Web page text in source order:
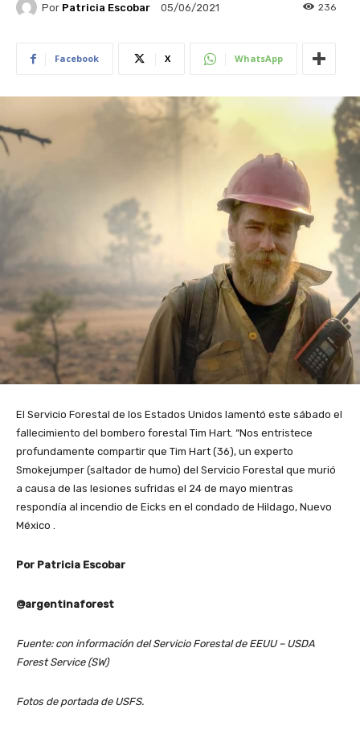
Por Patricia Escobar 05/06/2021 236
Facebook X WhatsApp
El Servicio Forestal de los Estados Unidos lamentó este sábado el
fallecimiento del bombero forestal Tim Hart. “Nos entristece
profundamente compartir que Tim Hart (36), un experto
Smokejumper (saltador de humo) del Servicio Forestal que murió
a causa de las lesiones sufridas el 24 de mayo mientras
respondía al incendio de Eicks en el condado de Hildago, Nuevo
México .
Por Patricia Escobar
@argentinaforest
Fuente: con información del Servicio Forestal de EEUU – USDA
Forest Service (SW)
Fotos de portada de USFS.